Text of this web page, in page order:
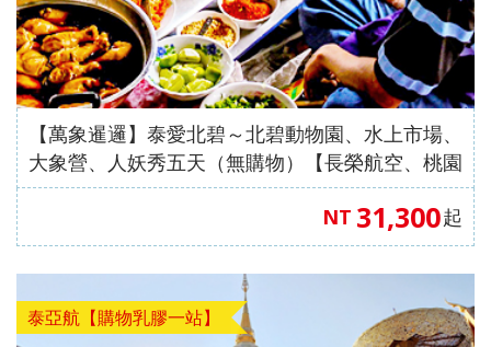
【萬象暹邏】泰愛北碧～北碧動物園、水上市場、
大象營、人妖秀五天（無購物）【長榮航空、桃園
出發】
NT 31,300起
泰亞航【購物乳膠一站】